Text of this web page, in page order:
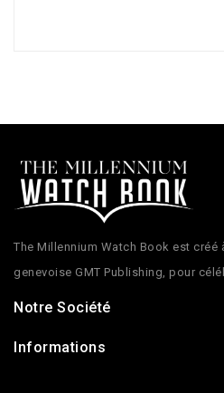
The Millennium Watch Book est créé
genevoise GMT Publishing, pour
Notre Société
Informations